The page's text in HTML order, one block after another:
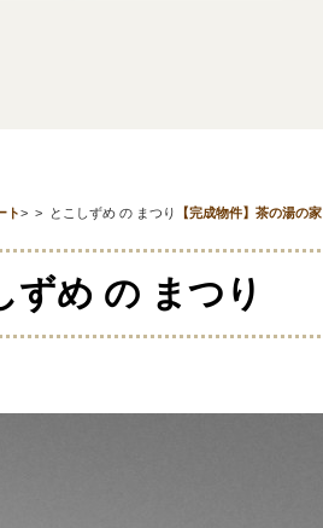
ト> 【完成物件】茶の湯の家
> とこしずめ の まつり
ずめ の まつり